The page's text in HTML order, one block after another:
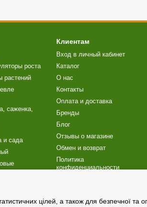
роста
растений
саженка,
и сада
Клиентам
Вход в личный кабинет
Каталог
О нас
Контакты
Оплата и доставка
Бренды
Блог
Отзывы о магазине
Обмен и возврат
Политика
конфиденциальности
Программа лояльности
цілей, а також для безпечної та